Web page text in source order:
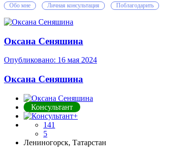
Обо мне Личная консультация Поблагодарить
Оксана Сеняшина
Опубликовано: 16 мая 2024
Оксана Сеняшина
Консультант
141
5
Лениногорск, Татарстан